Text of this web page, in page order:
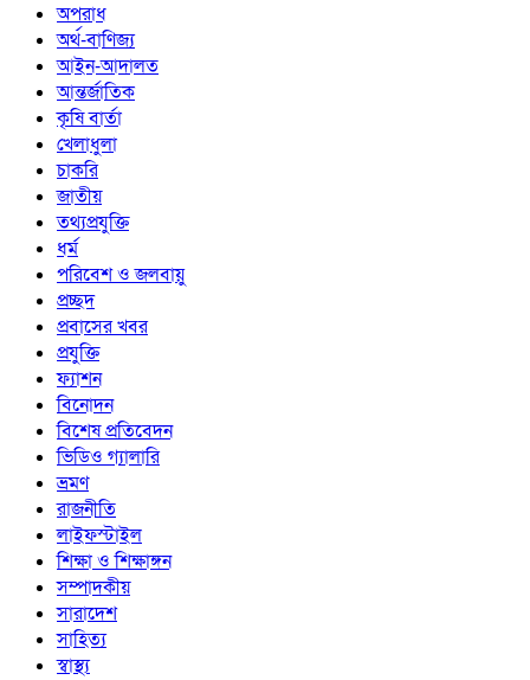
অপরাধ
অর্থ-বাণিজ্য
আইন-আদালত
আন্তর্জাতিক
কৃষি বার্তা
খেলাধুলা
চাকরি
জাতীয়
তথ্যপ্রযুক্তি
ধর্ম
পরিবেশ ও জলবায়ু
প্রচ্ছদ
প্রবাসের খবর
প্রযুক্তি
ফ্যাশন
বিনোদন
বিশেষ প্রতিবেদন
ভিডিও গ্যালারি
ভ্রমণ
রাজনীতি
লাইফস্টাইল
শিক্ষা ও শিক্ষাঙ্গন
সম্পাদকীয়
সারাদেশ
সাহিত্য
স্বাস্থ্য